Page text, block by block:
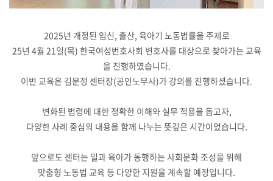
2025년 개정된 임신, 출산, 육아기 노동법률을 주제로
25년 4월 21일(목) 한국여성번호사회 변호사를 대상으로 찾아가는 교육
을 진행하였습니다.
이번 교육은 김문정 센터장(공인노무사)가 강의를 진행하셨습니다.
변화된 법령에 대한 정확한 이해와 실무 적용을 돕고자,
다양한 사례 중심의 내용을 함께 나누는 뜻깊은 시간이었습니다.
앞으로도 센터는 일과 육아가 동행하는 사회문화 조성을 위해
맞춤형 노동법 교육 등 다양한 지원을 계속할 예정입니다.